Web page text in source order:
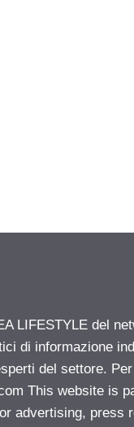
LIFESTYLE del
di informazione
del settore.
This website is
advertising, press